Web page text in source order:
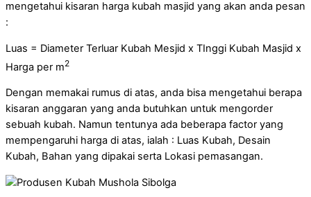
mengetahui kisaran harga kubah masjid yang akan anda pesan
:
Luas = Diameter Terluar Kubah Mesjid x TInggi Kubah Masjid x
Harga per m2
Dengan memakai rumus di atas, anda bisa mengetahui berapa
kisaran anggaran yang anda butuhkan untuk mengorder
sebuah kubah. Namun tentunya ada beberapa factor yang
mempengaruhi harga di atas, ialah : Luas Kubah, Desain
Kubah, Bahan yang dipakai serta Lokasi pemasangan.